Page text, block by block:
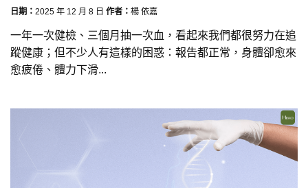
日期： 2025 年 12 月 8 日 作者： 楊 依嘉
一年一次健檢、三個月抽一次血，看起來我們都很努力在追
蹤健康；但不少人有這樣的困惑：報告都正常，身體卻愈來
愈疲倦、體力下滑...